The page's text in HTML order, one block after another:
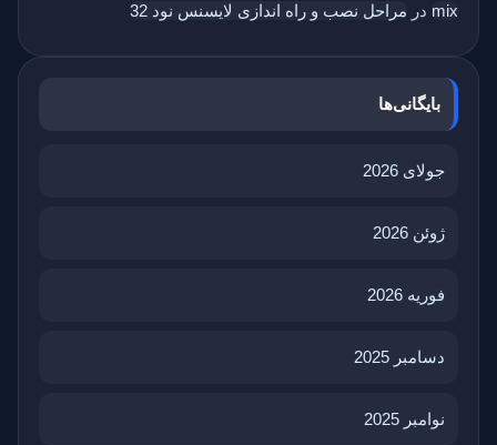
mix در مراحل نصب و راه اندازی لایسنس نود 32
بایگانی‌ها
جولای 2026
ژوئن 2026
فوریه 2026
دسامبر 2025
نوامبر 2025